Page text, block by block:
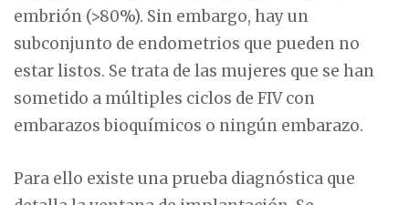
embrión (>80%). Sin embargo, hay un
subconjunto de endometrios que pueden no
estar listos. Se trata de las mujeres que se han
sometido a múltiples ciclos de FIV con
embarazos bioquímicos o ningún embarazo.
Para ello existe una prueba diagnóstica que